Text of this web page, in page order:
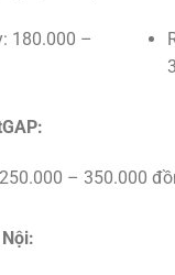
180.000 –
– 350.000